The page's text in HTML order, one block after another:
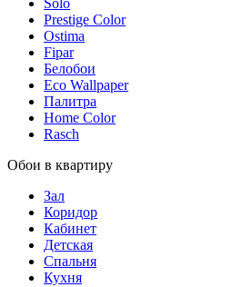
Solo
Prestige Color
Ostima
Fipar
Белобои
Eco Wallpaper
Палитра
Home Color
Rasch
Обои в квартиру
Зал
Коридор
Кабинет
Детская
Спальня
Кухня